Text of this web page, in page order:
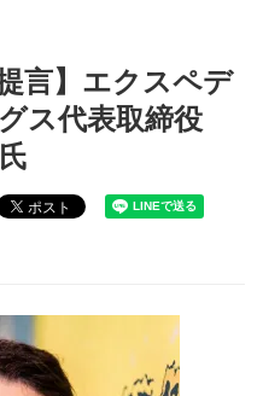
代への提言】エクスペディア・
言】エクスペデ
ス代表取締役
ポスト